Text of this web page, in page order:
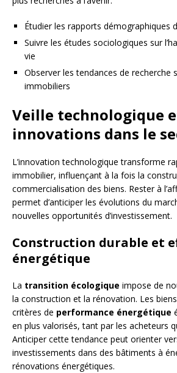
Étudier les rapports démographiques
Suivre les études sociologiques sur
vie
Observer les tendances de recherche
immobiliers
Veille technologique
innovations dans le
L’innovation technologique transforme
immobilier, influençant à la fois la
commercialisation des biens. Rester à
permet d’anticiper les évolutions du
nouvelles opportunités d’investissement.
Construction durable et
énergétique
La transition écologique impose de
la construction et la rénovation. Les
critères de performance énergétique
en plus valorisés, tant par les acheteurs
Anticiper cette tendance peut orienter
investissements dans des bâtiments à
rénovations énergétiques.